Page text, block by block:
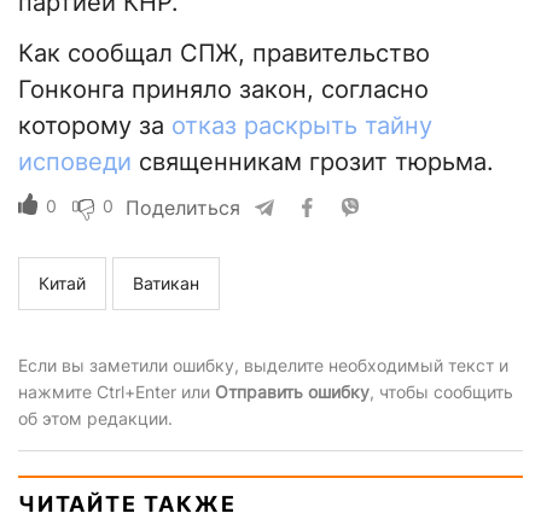
Как сообщал СПЖ, правительство
Гонконга приняло закон, согласно
которому за отказ раскрыть тайну
исповеди священникам грозит тюрьма.
0 0 Поделиться
Китай Ватикан
Если вы заметили ошибку, выделите необходимый текст и
нажмите Ctrl+Enter или Отправить ошибку, чтобы сообщить
об этом редакции.
ЧИТАЙТЕ ТАКЖЕ